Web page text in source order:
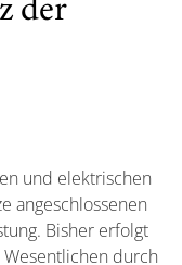
der
und elektrischen
angeschlossenen
Bisher erfolgt
durch